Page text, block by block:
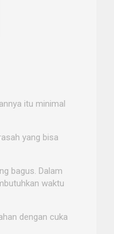
itu minimal
yang bisa
bagus. Dalam
waktu
dengan cuka